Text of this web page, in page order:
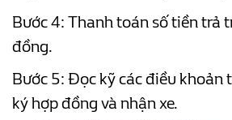
Bước 4: Thanh toán số tiền trả
đồng.
Bước 5: Đọc kỹ các điều khoản
ký hợp đồng và nhận xe.